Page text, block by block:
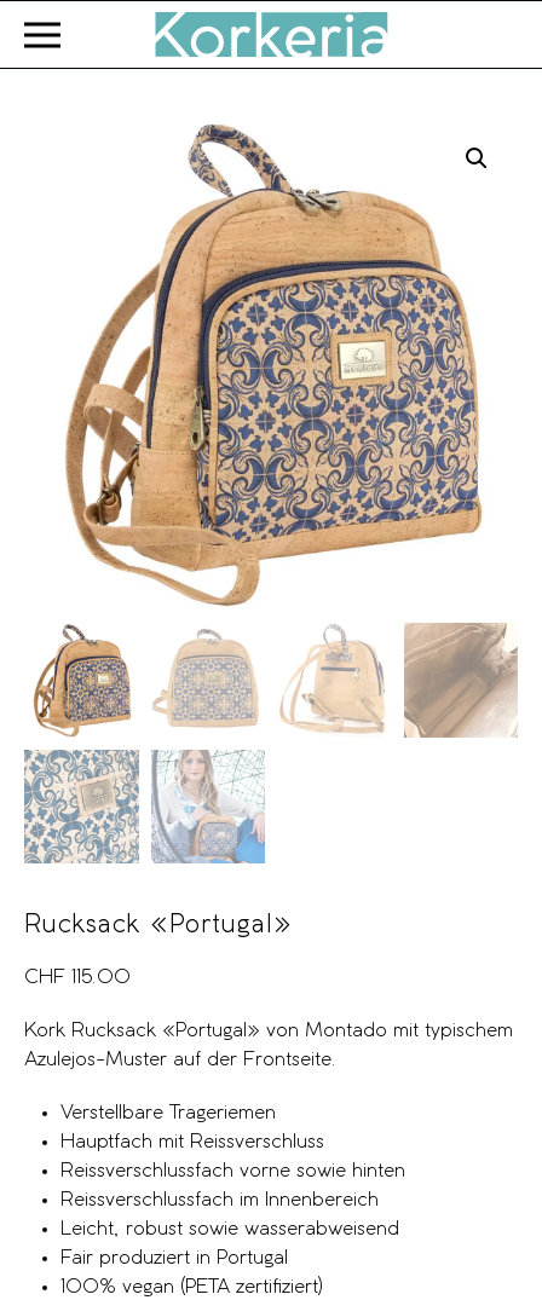
Zum Hauptinhalt springen
Rucksack «Portugal»
CHF 115.00
Kork Rucksack «Portugal» von Montado mit typischem
Azulejos-Muster auf der Frontseite.
Verstellbare Trageriemen
Hauptfach mit Reissverschluss
Reissverschlussfach vorne sowie hinten
Reissverschlussfach im Innenbereich
Leicht, robust sowie wasserabweisend
Fair produziert in Portugal
100% vegan (PETA zertifiziert)